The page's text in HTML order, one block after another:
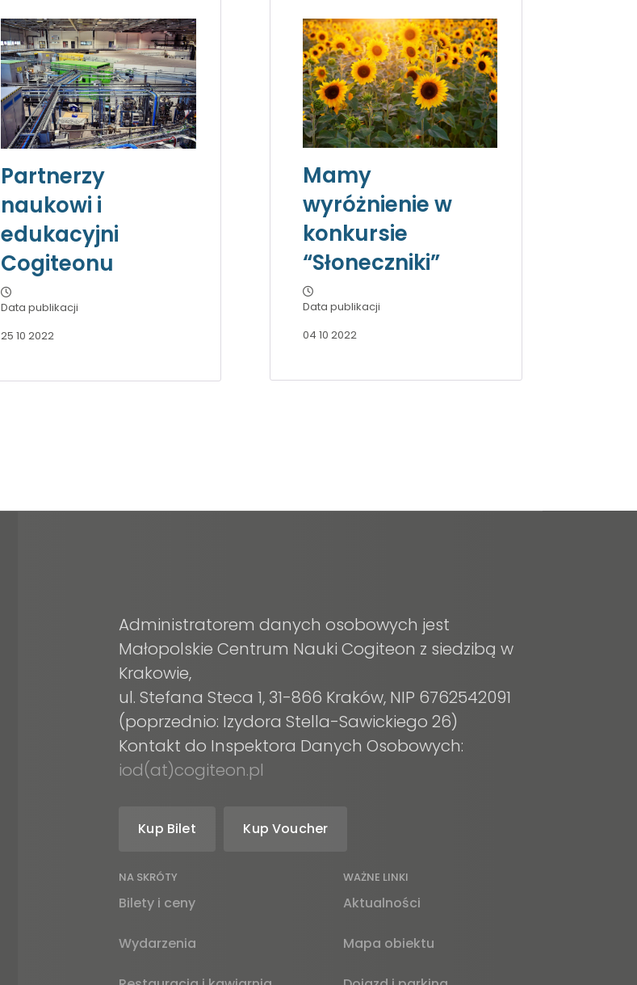
Partnerzy
naukowi i
edukacyjni
Cogiteonu
Data publikacji
25 10 2022
Mamy
wyróżnienie w
konkursie
“Słoneczniki”
Data publikacji
04 10 2022
Administratorem danych osobowych jest
Małopolskie Centrum Nauki Cogiteon z siedzibą w
Krakowie,
ul. Stefana Steca 1, 31-866 Kraków, NIP 6762542091
(poprzednio: Izydora Stella-Sawickiego 26)
Kontakt do Inspektora Danych Osobowych:
iod(at)cogiteon.pl
Kup Bilet Kup Voucher
NA SKRÓTY
Bilety i ceny
Wydarzenia
WAŻNE LINKI
Aktualności
Mapa obiektu